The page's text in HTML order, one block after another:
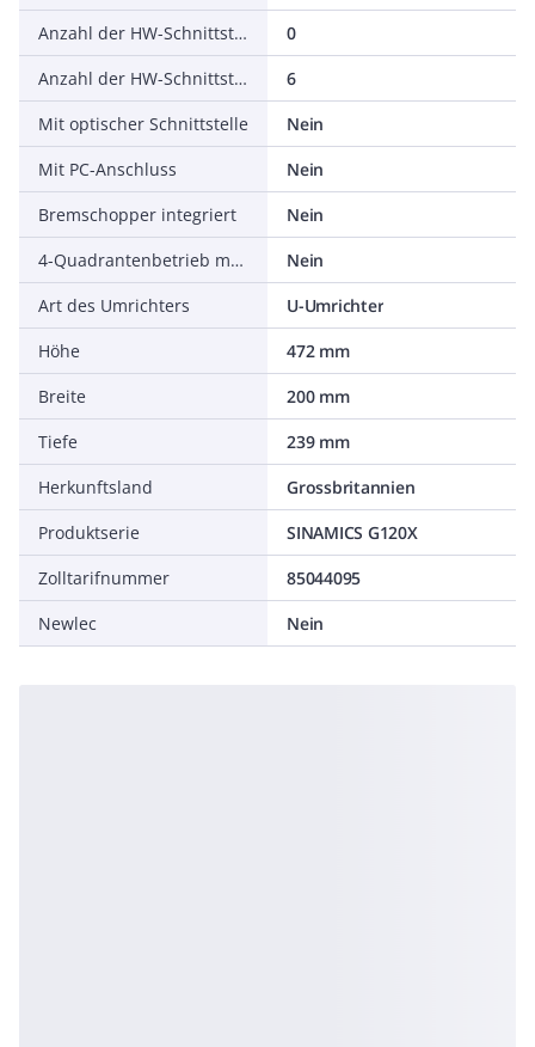
Anzahl der HW-Schnittstellen parallel
0
Anzahl der HW-Schnittstellen sonstige
6
Mit optischer Schnittstelle
Nein
Mit PC-Anschluss
Nein
Bremschopper integriert
Nein
4-Quadrantenbetrieb möglich
Nein
Art des Umrichters
U-Umrichter
Höhe
472 mm
Breite
200 mm
Tiefe
239 mm
Herkunftsland
Grossbritannien
Produktserie
SINAMICS G120X
Zolltarifnummer
85044095
Newlec
Nein